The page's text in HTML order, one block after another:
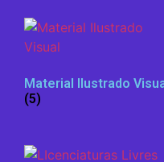
Material Ilustrado
(5)